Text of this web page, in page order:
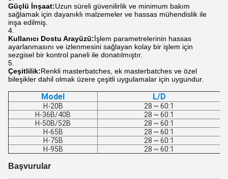
Güçlü İnşaat:Uzun süreli güvenilirlik ve minimum bakım
sağlamak için dayanıklı malzemeler ve hassas mühendislik ile
inşa edilmiş.
Kullanıcı Dostu Arayüzü:İşlem parametrelerinin hassas
ayarlanmasını ve izlenmesini sağlayan kolay bir işlem için
sezgisel bir kontrol paneli ile donatılmıştır.
Çeşitlilik:Renkli masterbatches, ek masterbatches ve özel
bileşikler dahil olmak üzere çeşitli uygulamalar için uygundur.
Model L/D
H-20B
28 ~ 60:1
H-36B/40B
28 ~ 60:1
H-50B/52B
28 ~ 60:1
H-65B
28 ~ 60:1
H-75B
28 ~ 60:1
H-95B
28 ~ 60:1
Başvurular